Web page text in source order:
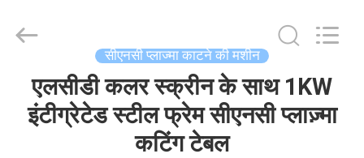
Technologies
Co.,Ltd..
सीएनसी प्लाज्मा काटने की मशीन
एलसीडी कलर स्क्रीन के साथ 1KW
इंटीग्रेटेड स्टील फ्रेम सीएनसी प्लाज़्मा
कटिंग टेबल